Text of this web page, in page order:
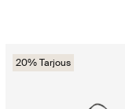
20% Tarjous